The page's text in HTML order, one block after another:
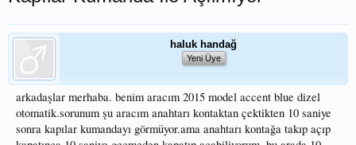
haluk handağ
Yeni Üye
arkadaşlar merhaba. benim aracım 2015 model accent blue dizel
otomatik.sorunum şu aracım anahtarı kontaktan çektikten 10 saniye
sonra kapılar kumandayı görmüyor.ama anahtarı kontağa takıp açıp